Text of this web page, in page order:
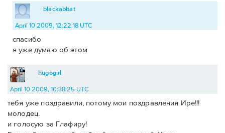
blackabbat
April 10 2009, 12:22:18 UTC
спасибо
я уже думаю об этом
hugogirl
April 10 2009, 10:38:25 UTC
тебя уже поздравили, потому мои поздравления Ире!!!
молодец.
и голосую за Глафиру!